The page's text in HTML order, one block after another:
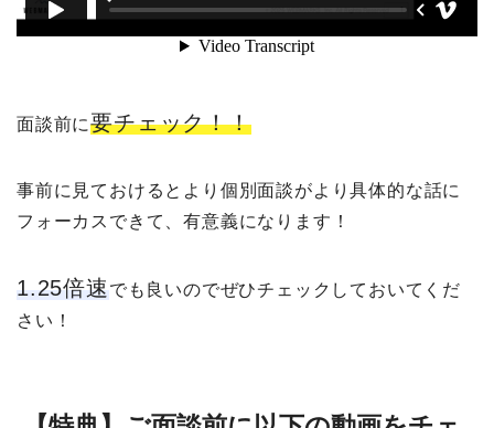
面談前に要チェック！！
事前に見ておけるとより個別面談がより具体的な話に
フォーカスできて、有意義になります！
1.25倍速 でも良いのでぜひチェックしておいてくだ
さい！